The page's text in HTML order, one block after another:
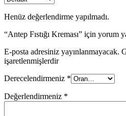
Henüz değerlendirme yapılmadı.
“Antep Fıstığı Kreması” için yorum
E-posta adresiniz yayınlanmayacak.
işaretlenmişlerdir
Derecelendirmeniz *
Değerlendirmeniz *